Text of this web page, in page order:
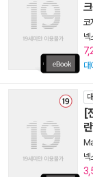
코
넥
대
[
넥